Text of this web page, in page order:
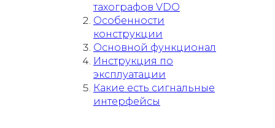
тахографов VDO​​​​​​​
Особенности
конструкции
Основной функционал
Инструкция по
эксплуатации
Какие есть сигнальные
интерфейсы